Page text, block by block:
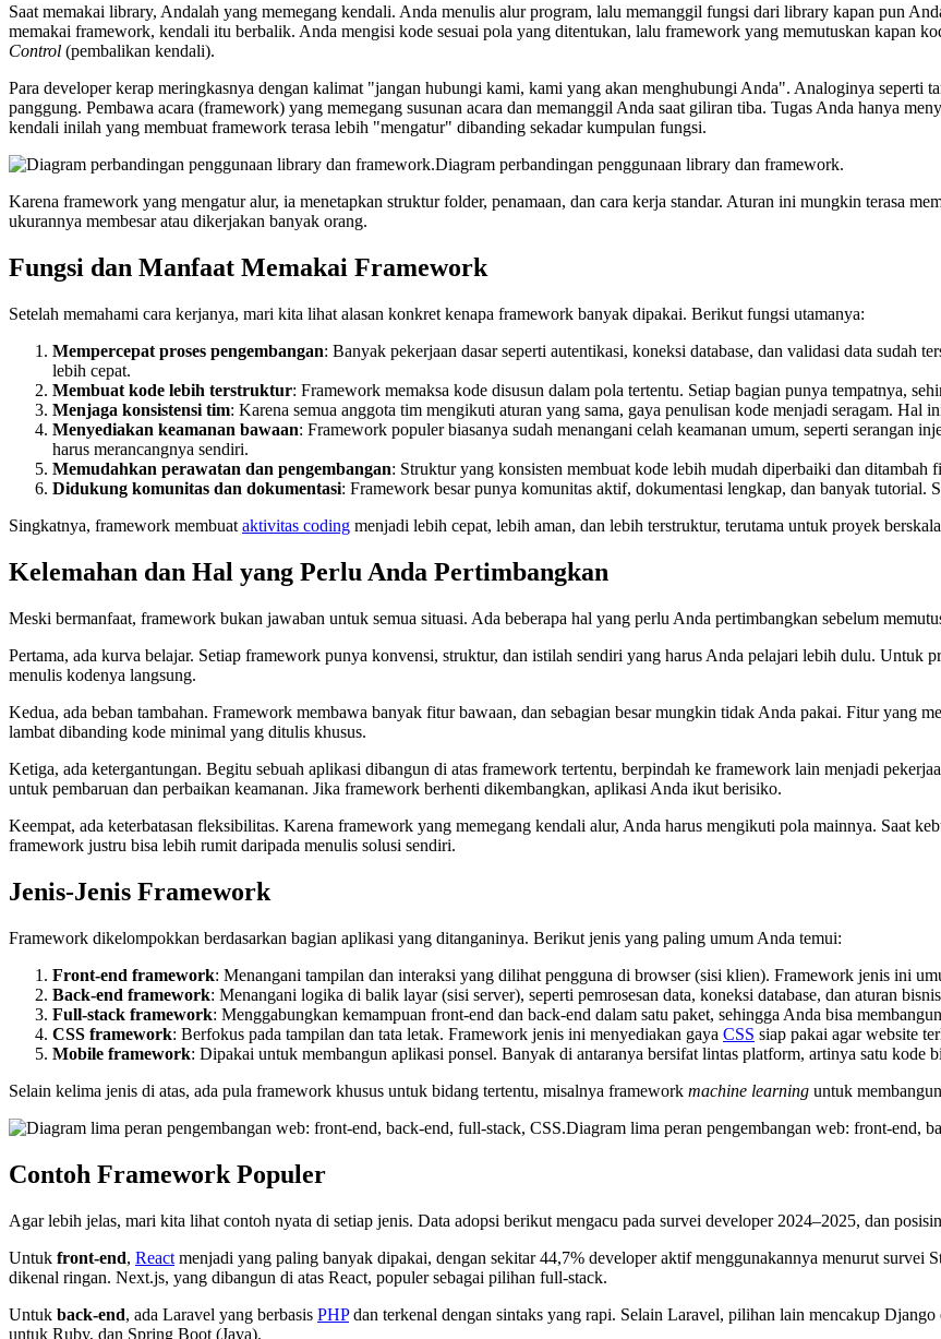
Saat memakai library, Andalah yang memegang kendali. Anda menulis alur program, lalu memanggil fungsi dari library kapan pun
memakai framework, kendali itu berbalik. Anda mengisi kode sesuai pola yang ditentukan, lalu framework yang memutuskan kapan
Control (pembalikan kendali).
Para developer kerap meringkasnya dengan kalimat "jangan hubungi kami, kami yang akan menghubungi Anda". Analoginya seperti
panggung. Pembawa acara (framework) yang memegang susunan acara dan memanggil Anda saat giliran tiba. Tugas Anda hanya
kendali inilah yang membuat framework terasa lebih "mengatur" dibanding sekadar kumpulan fungsi.
Diagram perbandingan penggunaan library dan framework.
Karena framework yang mengatur alur, ia menetapkan struktur folder, penamaan, dan cara kerja standar. Aturan ini mungkin terasa
ukurannya membesar atau dikerjakan banyak orang.
Fungsi dan Manfaat Memakai Framework
Setelah memahami cara kerjanya, mari kita lihat alasan konkret kenapa framework banyak dipakai. Berikut fungsi utamanya:
Mempercepat proses pengembangan: Banyak pekerjaan dasar seperti autentikasi, koneksi database, dan validasi data sudah
lebih cepat.
Membuat kode lebih terstruktur: Framework memaksa kode disusun dalam pola tertentu. Setiap bagian punya tempatnya,
Menjaga konsistensi tim: Karena semua anggota tim mengikuti aturan yang sama, gaya penulisan kode menjadi seragam. Hal
Menyediakan keamanan bawaan: Framework populer biasanya sudah menangani celah keamanan umum, seperti serangan
harus merancangnya sendiri.
Memudahkan perawatan dan pengembangan: Struktur yang konsisten membuat kode lebih mudah diperbaiki dan ditambah
Didukung komunitas dan dokumentasi: Framework besar punya komunitas aktif, dokumentasi lengkap, dan banyak tutorial.
Singkatnya, framework membuat aktivitas coding menjadi lebih cepat, lebih aman, dan lebih terstruktur, terutama untuk proyek
Kelemahan dan Hal yang Perlu Anda Pertimbangkan
Meski bermanfaat, framework bukan jawaban untuk semua situasi. Ada beberapa hal yang perlu Anda pertimbangkan sebelum
Pertama, ada kurva belajar. Setiap framework punya konvensi, struktur, dan istilah sendiri yang harus Anda pelajari lebih dulu. Untuk
menulis kodenya langsung.
Kedua, ada beban tambahan. Framework membawa banyak fitur bawaan, dan sebagian besar mungkin tidak Anda pakai. Fitur yang
lambat dibanding kode minimal yang ditulis khusus.
Ketiga, ada ketergantungan. Begitu sebuah aplikasi dibangun di atas framework tertentu, berpindah ke framework lain menjadi
untuk pembaruan dan perbaikan keamanan. Jika framework berhenti dikembangkan, aplikasi Anda ikut berisiko.
Keempat, ada keterbatasan fleksibilitas. Karena framework yang memegang kendali alur, Anda harus mengikuti pola mainnya. Saat
framework justru bisa lebih rumit daripada menulis solusi sendiri.
Jenis-Jenis Framework
Framework dikelompokkan berdasarkan bagian aplikasi yang ditanganinya. Berikut jenis yang paling umum Anda temui:
Front-end framework: Menangani tampilan dan interaksi yang dilihat pengguna di browser (sisi klien). Framework jenis ini
Back-end framework: Menangani logika di balik layar (sisi server), seperti pemrosesan data, koneksi database, dan aturan
Full-stack framework: Menggabungkan kemampuan front-end dan back-end dalam satu paket, sehingga Anda bisa
CSS framework: Berfokus pada tampilan dan tata letak. Framework jenis ini menyediakan gaya CSS siap pakai agar website
Mobile framework: Dipakai untuk membangun aplikasi ponsel. Banyak di antaranya bersifat lintas platform, artinya satu kode
Selain kelima jenis di atas, ada pula framework khusus untuk bidang tertentu, misalnya framework machine learning untuk
Diagram lima peran pengembangan web: front-end,
Contoh Framework Populer
Agar lebih jelas, mari kita lihat contoh nyata di setiap jenis. Data adopsi berikut mengacu pada survei developer 2024–2025, dan
Untuk front-end, React menjadi yang paling banyak dipakai, dengan sekitar 44,7% developer aktif menggunakannya menurut
dikenal ringan. Next.js, yang dibangun di atas React, populer sebagai pilihan full-stack.
Untuk back-end, ada Laravel yang berbasis PHPdan terkenal dengan sintaks yang rapi. Selain Laravel, pilihan lain mencakup
untuk Ruby, dan Spring Boot (Java).